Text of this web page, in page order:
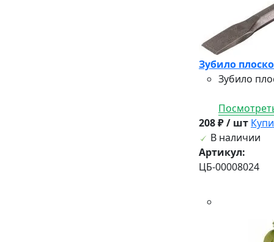
Зубило
Зубило
208 ₽ / шт
В наличии
Артикул:
ЦБ-00008024